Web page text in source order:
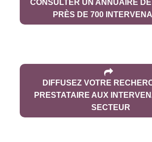
CONSULTER UN ANNUAIRE
PRÈS DE 700
DIFFUSEZ VOTRE
PRESTATAIRE AUX
SECTEUR